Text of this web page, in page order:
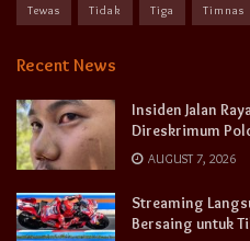
Tewas Tidak Tiga Timnas
Recent News
Insiden Jalan
Direskrimum
AUGUST 7, 2026
Streaming
Bersaing untuk